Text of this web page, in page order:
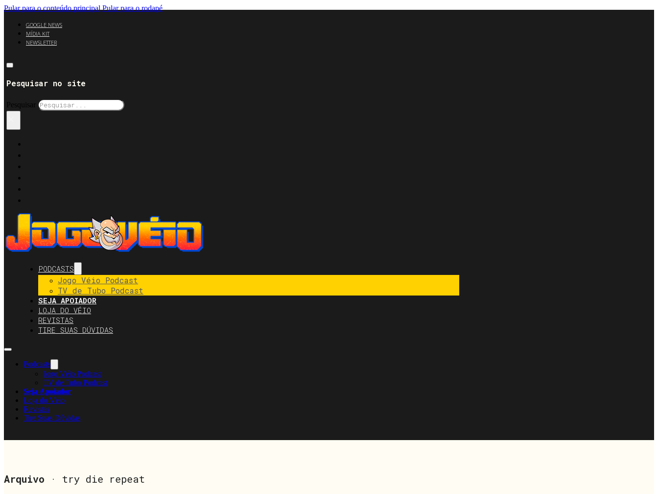
Pular para o conteúdo principal Pular para o rodapé
GOOGLE NEWS
MÍDIA KIT
NEWSLETTER
Pesquisar no site
Pesquisar
PODCASTS
Jogo Véio Podcast
TV de Tubo Podcast
SEJA APOIADOR
LOJA DO VÉIO
REVISTAS
TIRE SUAS DÚVIDAS
Podcasts
Jogo Véio Podcast
TV de Tubo Podcast
Seja Apoiador
Loja do Véio
Revistas
Tire Suas Dúvidas
Arquivo · try die repeat